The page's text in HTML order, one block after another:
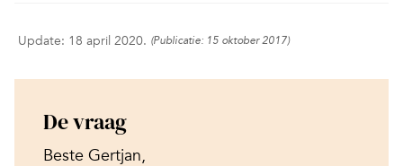
Update: 18 april 2020. (Publicatie: 15 oktober 2017)
De vraag
Beste Gertjan,